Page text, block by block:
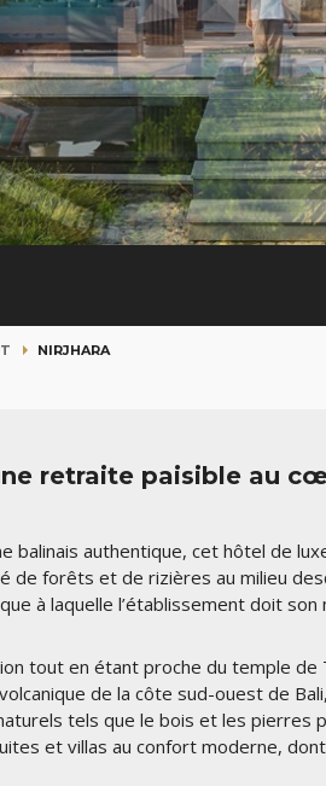
NIRJHARA
retraite paisible au
balinais authentique, cet hôtel de
de forêts et de rizières au milieu
à laquelle l’établissement doit son
tout en étant proche du temple de
de la côte sud-ouest de
tels que le bois et les pierres
et villas au confort moderne,